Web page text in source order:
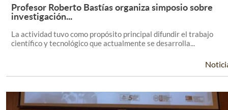
Leer Más +
Profesor Roberto Bastías organiza simposio sobre
investigación...
La actividad tuvo como propósito principal difundir el trabajo
científico y tecnológico que actualmente se desarrolla...